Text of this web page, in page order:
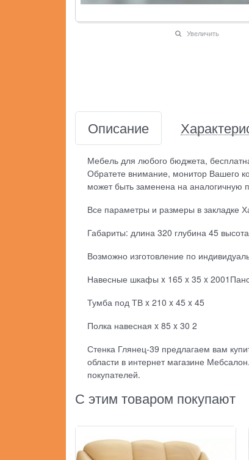
Увеличить
Описание
Мебель для любого бюджета,
Обратете внимание, монитор Вашего
может быть заменена на аналогичную
Все параметры и размеры в закладке
Габариты: длина 320 глубина 45
Возможно изготовление по
Навесные шкафы x 165 x 35 x
Тумба под ТВ x 210 x 45 x 45
Полка навесная x 85 x 30 2
Стенка Глянец-39 предлагаем вам
области в интернет магазине
покупателей.
С этим товаром покупают